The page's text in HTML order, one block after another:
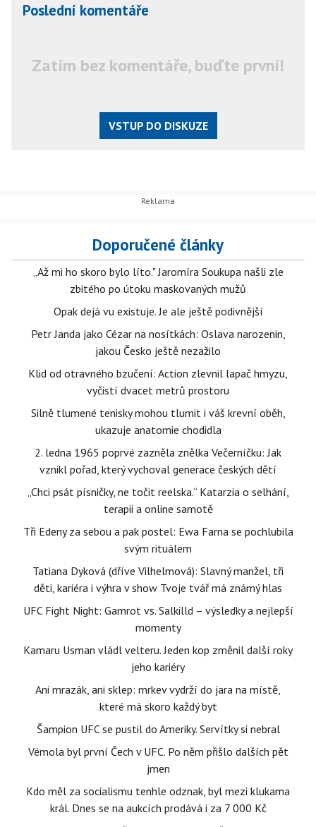
Poslední komentáře
Zatím bez komentáře, buďte první!
VSTUP DO DISKUZE
Doporučené články
„Až mi ho skoro bylo líto." Jaromíra Soukupa našli zle
zbitého po útoku maskovaných mužů
Opak dejá vu existuje. Je ale ještě podivnější
Petr Janda jako Cézar na nosítkách: Oslava narozenin,
jakou Česko ještě nezažilo
Klid od otravného bzučení: Action zlevnil lapač hmyzu,
vyčistí dvacet metrů prostoru
Silně tlumené tenisky mohou tlumit i váš krevní oběh,
ukazuje anatomie chodidla
2. ledna 1965 poprvé zazněla znělka Večerníčku: Jak
vznikl pořad, který vychoval generace českých dětí
„Chci psát písničky, ne točit reelska.“ Katarzia o selhání,
terapii a online samotě
Tři Edeny za sebou a pak postel: Ewa Farna se pochlubila
svým rituálem
Tatiana Dyková (dříve Vilhelmová): Slavný manžel, tři
děti, kariéra i výhra v show Tvoje tvář má známý hlas
UFC Fight Night: Gamrot vs. Salkilld – výsledky a nejlepší
momenty
Kamaru Usman vládl velteru. Jeden kop změnil další roky
jeho kariéry
Ani mrazák, ani sklep: mrkev vydrží do jara na místě,
které má skoro každý byt
Šampion UFC se pustil do Ameriky. Servítky si nebral
Vémola byl první Čech v UFC. Po něm přišlo dalších pět
jmen
Kdo měl za socialismu tenhle odznak, byl mezi klukama
král. Dnes se na aukcích prodává i za 7 000 Kč